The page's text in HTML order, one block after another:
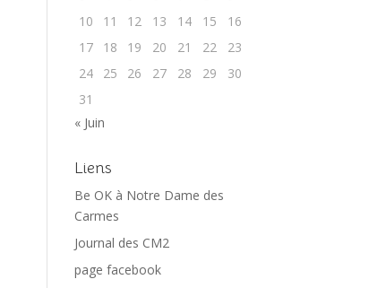
10
11 12 13 14 15
16
17
18 19 20 21 22
23
24
25 26 27 28 29
30
31
« Juin
Liens
Be OK à Notre Dame des
Carmes
Journal des CM2
page facebook